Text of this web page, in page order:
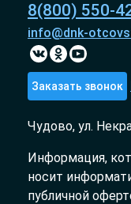
8(800) 550-
info@dnk-
Заказать звонок
Чудово, ул.
Информация,
носит
публичной